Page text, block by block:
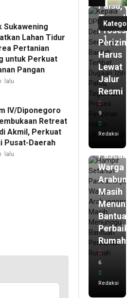
Sukawening
Lahan Tidur
Pertanian
untuk Perkuat
Pangan
lalu
IV/Diponegoro
Retreat
Akmil, Perkuat
Pusat-Daerah
lalu
1
Palsu,
Proses
Harus
Lewat
Jalur
Resmi
9
Redaksi
15
jam
Hampir
Setahun
Warga
Masih
Bantuan
Rumah
6
Redaksi